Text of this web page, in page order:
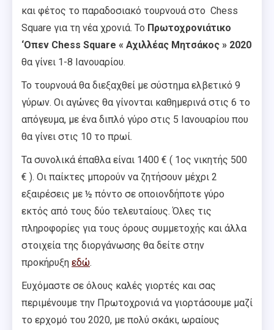
και φέτος το παραδοσιακό τουρνουά στο Chess
Square για τη νέα χρονιά. Το Πρωτοχρονιάτικο
‘Οπεν Chess Square « Αχιλλέας Μητσάκος » 2020
θα γίνει 1-8 Ιανουαρίου.
Το τουρνουά θα διεξαχθεί με σύστημα ελβετικό 9
γύρων. Οι αγώνες θα γίνονται καθημερινά στις 6 το
απόγευμα, με ένα διπλό γύρο στις 5 Ιανουαρίου που
θα γίνει στις 10 το πρωί.
Τα συνολικά έπαθλα είναι 1400 € ( 1ος νικητής 500
€ ). Οι παίκτες μπορούν να ζητήσουν μέχρι 2
εξαιρέσεις με ½ πόντο σε οποιονδήποτε γύρο
εκτός από τους δύο τελευταίους. Όλες τις
πληροφορίες για τους όρους συμμετοχής και άλλα
στοιχεία της διοργάνωσης θα δείτε στην
προκήρυξη εδώ.
Ευχόμαστε σε όλους καλές γιορτές και σας
περιμένουμε την Πρωτοχρονιά να γιορτάσουμε μαζί
το ερχομό του 2020, με πολύ σκάκι, ωραίους